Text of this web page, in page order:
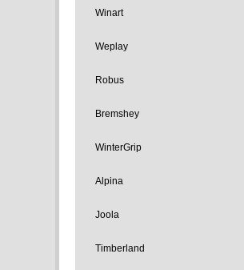
Winart
Weplay
Robus
Bremshey
WinterGrip
Alpina
Joola
Timberland